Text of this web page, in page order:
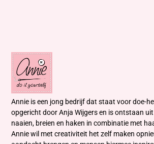
Annie is een jong bedrijf dat staat voor doe-
opgericht door Anja Wijgers en is ontstaan
naaien, breien en haken in combinatie met
Annie wil met creativiteit het zelf maken